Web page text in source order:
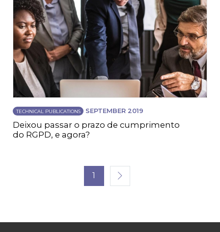
TECHNICAL PUBLICATIONS SEPTEMBER 2019
Deixou passar o prazo de cumprimento
do RGPD, e agora?
1